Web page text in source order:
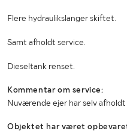
Flere hydraulikslanger skiftet.
Samt afholdt service.
Dieseltank renset.
Kommentar om service:
Nuværende ejer har selv afholdt
Objektet har været